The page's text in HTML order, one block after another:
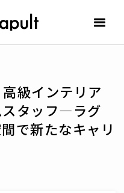
高級インテリア
タッフ—ラグ
で新たなキャリ